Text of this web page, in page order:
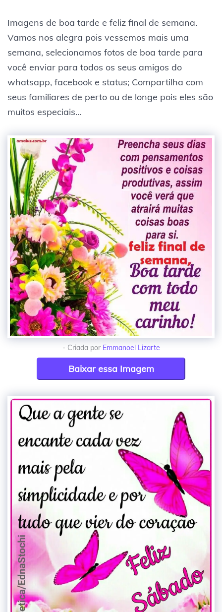
Imagens de boa tarde e feliz final de semana.
Vamos nos alegra pois vessemos mais uma
semana, selecionamos fotos de boa tarde para
você enviar para todos os seus amigos do
whatsapp, facebook e status; Compartilha com
seus familiares de perto ou de longe pois eles são
muitos especiais…
- Criada por Emmanoel Lizarte
Baixar essa Imagem